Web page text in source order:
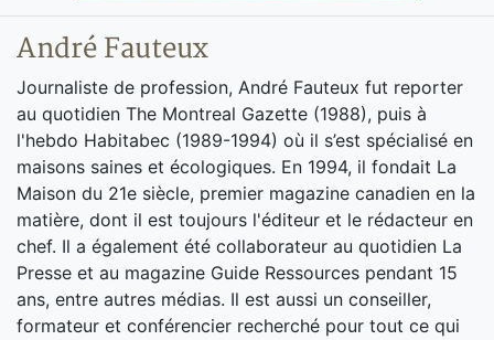
André Fauteux
Journaliste de profession, André Fauteux fut reporter
au quotidien The Montreal Gazette (1988), puis à
l'hebdo Habitabec (1989-1994) où il s’est spécialisé en
maisons saines et écologiques. En 1994, il fondait La
Maison du 21e siècle, premier magazine canadien en la
matière, dont il est toujours l'éditeur et le rédacteur en
chef. Il a également été collaborateur au quotidien La
Presse et au magazine Guide Ressources pendant 15
ans, entre autres médias. Il est aussi un conseiller,
formateur et conférencier recherché pour tout ce qui